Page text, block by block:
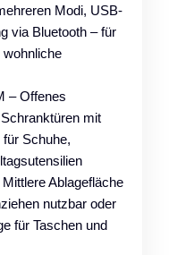
Modi, USB-
via Bluetooth – für
– Offenes
mit
Schuhe,
Ablagefläche
nutzbar oder
für Taschen und